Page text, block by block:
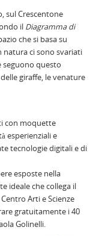
sul Crescentone
il Diagramma di
che si basa su
natura ci sono svariati
seguono questo
giraffe, le venature
con moquette
esperienziali e
tecnologie digitali e di
esposte nella
ideale che collega il
Arti e Scienze
gratuitamente i 40
Golinelli.